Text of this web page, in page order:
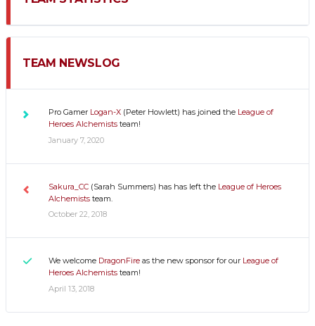
TEAM NEWSLOG
Pro Gamer Logan-X (Peter Howlett) has joined the League of
Heroes Alchemists team!
January 7, 2020
Sakura_CC (Sarah Summers) has has left the League of Heroes
Alchemists team.
October 22, 2018
We welcome DragonFire as the new sponsor for our League of
Heroes Alchemists team!
April 13, 2018